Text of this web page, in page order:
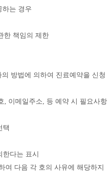
하는 경우
한 책임의 제한
방법에 의하여 진료예약을 신청
, 이메일주소, 등 예약 시 필요사항
택
다는 표시
여 다음 각 호의 사유에 해당하지